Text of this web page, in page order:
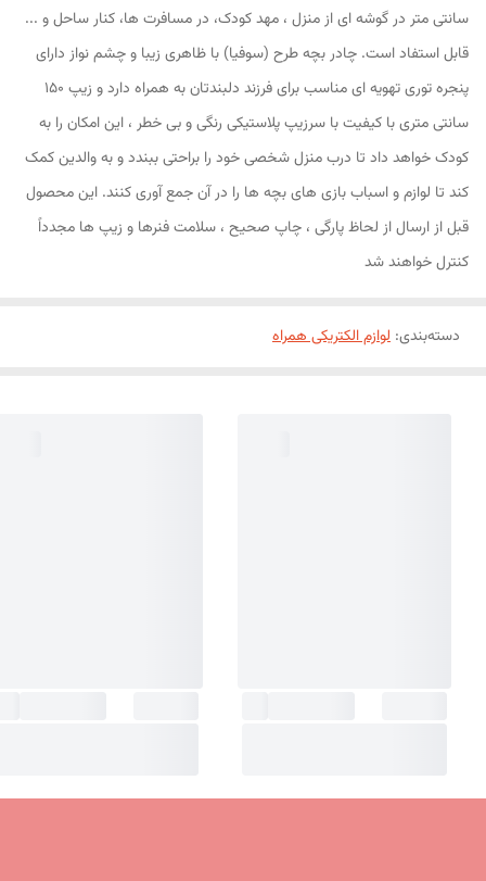
سانتی متر در گوشه ای از منزل ، مهد کودک، در مسافرت ها، کنار ساحل و ...
قابل استفاد است. چادر بچه طرح (سوفیا) با ظاهری زیبا و چشم نواز دارای
پنجره توری تهویه ای مناسب برای فرزند دلبندتان به همراه دارد و زیپ 150
سانتی متری با کیفیت با سرزیپ پلاستیکی رنگی و بی خطر ، این امکان را به
کودک خواهد داد تا درب منزل شخصی خود را براحتی ببندد و به والدین کمک
کند تا لوازم و اسباب بازی های بچه ها را در آن جمع آوری کنند. این محصول
قبل از ارسال از لحاظ پارگی ، چاپ صحیح ، سلامت فنرها و زیپ ها مجدداً
کنترل خواهند شد
دسته‌بندی: لوازم الکتریکی همراه